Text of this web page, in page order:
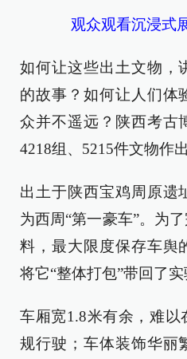
观众观看沉浸式
如何让这些出土文物，
的故事？如何让人们体
众并不遥远？陕西考古
4218组、5215件文物作出
出土于陕西宝鸡周原遗
为西周“第一豪车”。为
料，最大限度保存车舆
将它“整体打包”带回了实
车厢宽1.8米有余，难以
规行驶；车体装饰华丽